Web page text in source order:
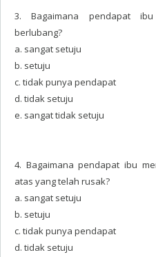
3. Bagaimana pendapat
berlubang?
a. sangat setuju
b. setuju
c. tidak punya pendapat
d. tidak setuju
e. sangat tidak setuju
4. Bagaimana pendapat ibu
atas yang telah rusak?
a. sangat setuju
b. setuju
c. tidak punya pendapat
d. tidak setuju